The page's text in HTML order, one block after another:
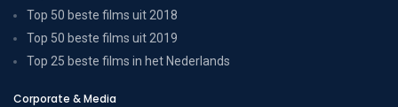
Top 50 beste films uit 2018
Top 50 beste films uit 2019
Top 25 beste films in het Nederlands
Corporate & Media